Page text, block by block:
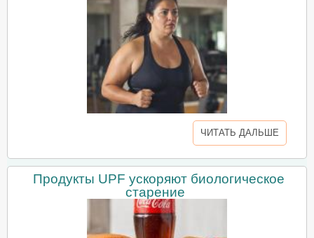
ЧИТАТЬ ДАЛЬШЕ
Продукты UPF ускоряют биологическое
старение